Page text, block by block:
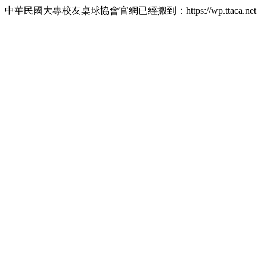
中華民國大專校友桌球協會官網已經搬到：https://wp.ttaca.net